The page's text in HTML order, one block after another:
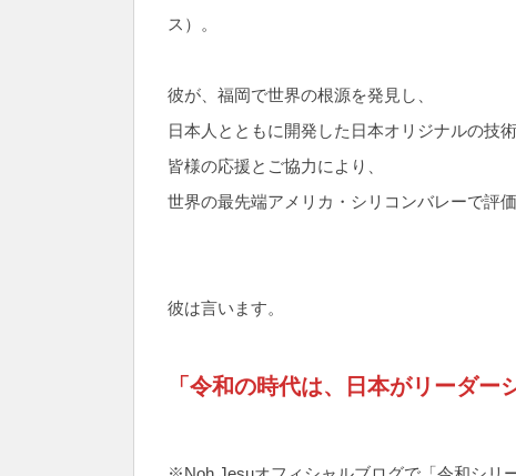
ス）。
彼が、福岡で世界の根源を発見し、
日本人とともに開発した日本オリジナルの技
皆様の応援とご協力により、
世界の最先端アメリカ・シリコンバレーで評
彼は言います。
「令和の時代は、日本がリーダー